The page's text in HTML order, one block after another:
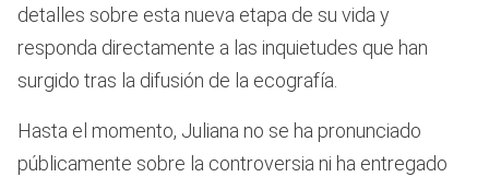
detalles sobre esta nueva etapa de su vida y
responda directamente a las inquietudes que han
surgido tras la difusión de la ecografía.
Hasta el momento, Juliana no se ha pronunciado
públicamente sobre la controversia ni ha entregado